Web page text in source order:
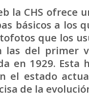
la CHS ofrece
básicos a los
que los
las del primer
en 1929.
el estado
de la